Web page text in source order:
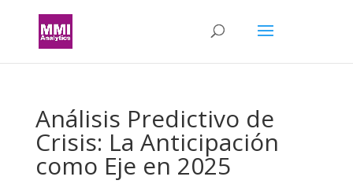
Análisis Predictivo de
Crisis: La Anticipación
como Eje en 2025